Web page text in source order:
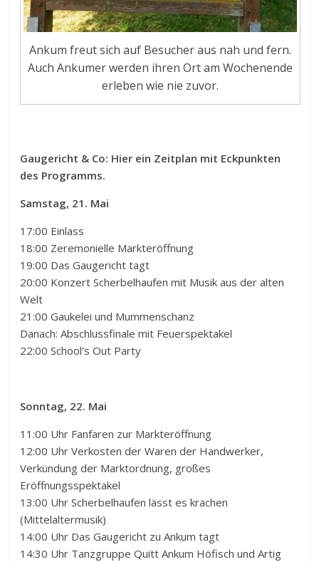
Ankum freut sich auf Besucher aus nah und fern.
Auch Ankumer werden ihren Ort am Wochenende
erleben wie nie zuvor.
Gaugericht & Co: Hier ein Zeitplan mit Eckpunkten
des Programms.
Samstag, 21. Mai
17:00 Einlass
18:00 Zeremonielle Markteröffnung
19:00 Das Gaugericht tagt
20:00 Konzert Scherbelhaufen mit Musik aus der alten
Welt
21:00 Gaukelei und Mummenschanz
Danach: Abschlussfinale mit Feuerspektakel
22:00 School’s Out Party
Sonntag, 22. Mai
11:00 Uhr Fanfaren zur Markteröffnung
12:00 Uhr Verkosten der Waren der Handwerker,
Verkündung der Marktordnung, großes
Eröffnungsspektakel
13:00 Uhr Scherbelhaufen lässt es krachen
(Mittelaltermusik)
14:00 Uhr Das Gaugericht zu Ankum tagt
14:30 Uhr Tanzgruppe Quitt Ankum Höfisch und Artig